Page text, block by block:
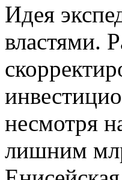
Идея
властями.
несмотря
лишним